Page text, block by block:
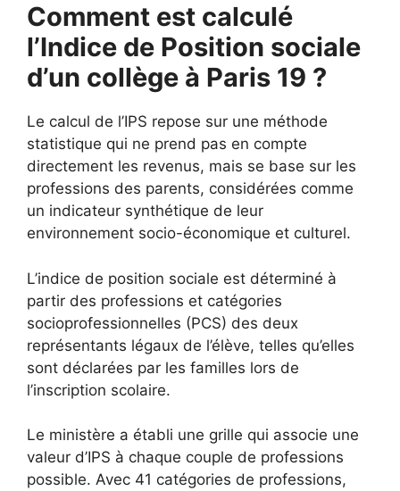
Comment est calculé
l’Indice de Position sociale
d’un collège à Paris 19 ?
Le calcul de l’IPS repose sur une méthode
statistique qui ne prend pas en compte
directement les revenus, mais se base sur les
professions des parents, considérées comme
un indicateur synthétique de leur
environnement socio-économique et culturel.
L’indice de position sociale est déterminé à
partir des professions et catégories
socioprofessionnelles (PCS) des deux
représentants légaux de l’élève, telles qu’elles
sont déclarées par les familles lors de
l’inscription scolaire.
Le ministère a établi une grille qui associe une
valeur d’IPS à chaque couple de professions
possible. Avec 41 catégories de professions,